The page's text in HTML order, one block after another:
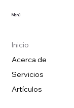
Menú
Inicio
Acerca de
Servicios
Artículos